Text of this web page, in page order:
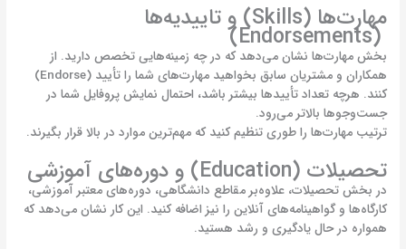
مهارت‌ها (Skills) و تاییدیه‌ها
(Endorsements)
بخش مهارت‌ها نشان می‌دهد که در چه زمینه‌هایی تخصص دارید. از
همکاران و مشتریان سابق بخواهید مهارت‌های شما را تأیید (Endorse)
کنند. هرچه تعداد تأییدها بیشتر باشد، احتمال نمایش پروفایل شما در
جست‌وجوها بالاتر می‌رود.
ترتیب مهارت‌ها را طوری تنظیم کنید که مهم‌ترین موارد در بالا قرار بگیرند.
تحصیلات (Education) و دوره‌های آموزشی
در بخش تحصیلات، علاوه‌بر مقاطع دانشگاهی، دوره‌های معتبر آموزشی،
کارگاه‌ها و گواهینامه‌های آنلاین را نیز اضافه کنید. این کار نشان می‌دهد که
همواره در حال یادگیری و رشد هستید.